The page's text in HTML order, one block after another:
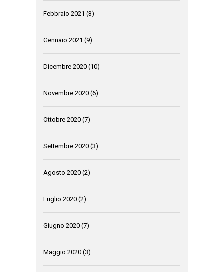
Febbraio 2021 (3)
Gennaio 2021 (9)
Dicembre 2020 (10)
Novembre 2020 (6)
Ottobre 2020 (7)
Settembre 2020 (3)
Agosto 2020 (2)
Luglio 2020 (2)
Giugno 2020 (7)
Maggio 2020 (3)